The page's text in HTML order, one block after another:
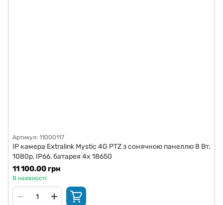
Артикул: 11000117
IP камера Extralink Mystic 4G PTZ з сонячною панеллю 8 Вт,
1080p, IP66, батарея 4x 18650
11 100.00 грн
В наявності